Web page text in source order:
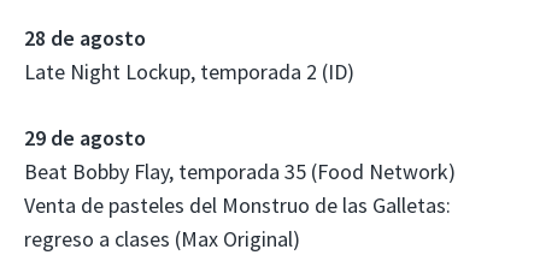
28 de agosto
Late Night Lockup, temporada 2 (ID)
29 de agosto
Beat Bobby Flay, temporada 35 (Food Network)
Venta de pasteles del Monstruo de las Galletas:
regreso a clases (Max Original)